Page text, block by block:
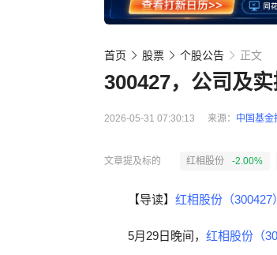
首页 股票 个股公告 正文
300427，公司及
2026-05-31 07:30:13 来源： 中国基金
文章提及标的 红相股份 -2.00%
【导读】 红相股份（300427）
5月29日晚间， 红相股份（